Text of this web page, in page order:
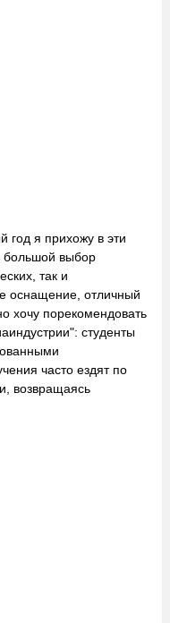
год я прихожу в эти
большой выбор
так и
оснащение, отличный
хочу порекомендовать
студенты
часто ездят по
возвращаясь